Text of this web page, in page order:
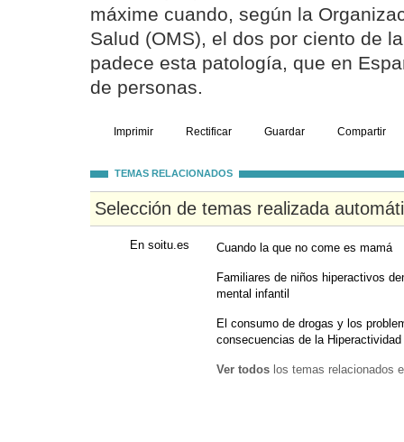
máxime cuando, según la
Salud (OMS), el dos por ciento de
padece esta patología, que en
de personas.
Imprimir Rectificar Guardar Compartir
TEMAS RELACIONADOS
Selección de temas realizada
En soitu.es Cuando la que no come es mamá
Familiares de niños hiperactivos
mental infantil
El consumo de drogas y los
consecuencias de la Hiperactividad
Ver todos los temas relacionados